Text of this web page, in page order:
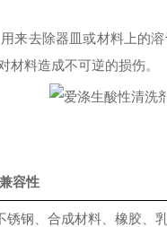
来去除器皿或材料上的
料造成不可逆的损伤。
容性
钢、合成材料、橡胶、乳